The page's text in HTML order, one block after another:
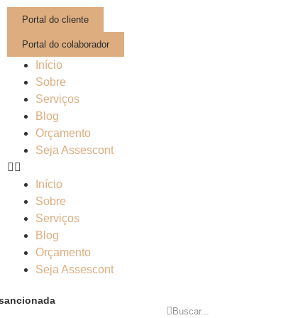
Portal do cliente
Portal do colaborador
Início
Sobre
Serviços
Blog
Orçamento
Seja Assescont
Início
Sobre
Serviços
Blog
Orçamento
Seja Assescont